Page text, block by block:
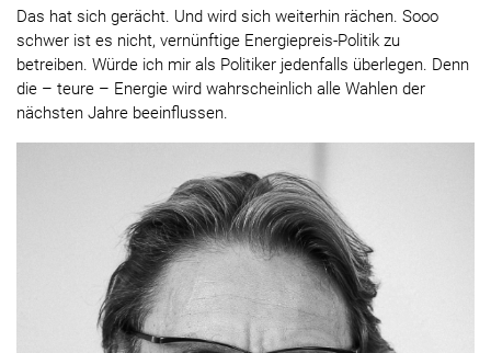
Das hat sich gerächt. Und wird sich weiterhin rächen. Sooo
schwer ist es nicht, vernünftige Energiepreis-Politik zu
betreiben. Würde ich mir als Politiker jedenfalls überlegen. Denn
die – teure – Energie wird wahrscheinlich alle Wahlen der
nächsten Jahre beeinflussen.